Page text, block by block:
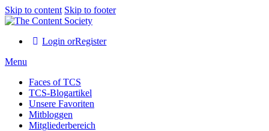
Skip to content Skip to footer
Login orRegister
Menu
Faces of TCS
TCS-Blogartikel
Unsere Favoriten
Mitbloggen
Mitgliederbereich